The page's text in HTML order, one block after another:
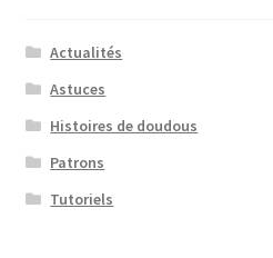
Actualités
Astuces
Histoires de doudous
Patrons
Tutoriels